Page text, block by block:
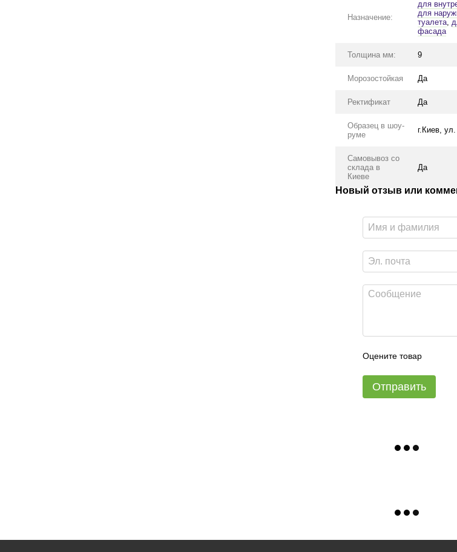
Назначение:
для
для
туалета,
фасада
Толщина мм: 9
Морозостойкая Да
Ректификат Да
Образец в шоу-
руме
г.Киев,
Самовывоз со
склада в
Киеве
Да
Новый отзыв или
Оцените товар
Отправить